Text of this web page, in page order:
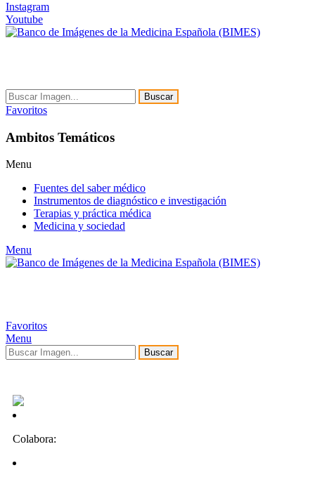
Instagram
Youtube
Buscar
Favoritos
Ambitos Temáticos
Menu
Fuentes del saber médico
Instrumentos de diagnóstico e investigación
Terapias y práctica médica
Medicina y sociedad
Menu
Favoritos
Menu
Buscar
Colabora: